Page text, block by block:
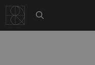
naar
de